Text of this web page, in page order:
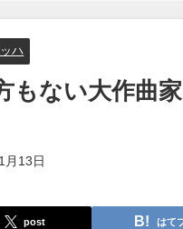
ハ
ない大作曲
月13日
post はて